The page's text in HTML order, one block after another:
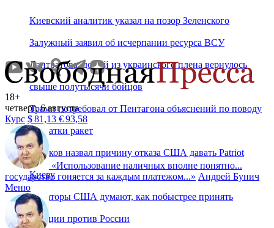
Киевский аналитик указал на позор Зеленского
Залужный заявил об исчерпании ресурса ВСУ
Лантратова: домой из украинского плена вернулось
свыше полутысячи бойцов
Трамп потребовал от Пентагона объяснений по поводу
нехватки ракет
Пушков назвал причину отказа США давать Patriot
Киеву
Сенаторы США думают, как побыстрее принять
санкции против России
18+
четверг, 6 августа
Курс $81,13 €93,58
«Использование наличных вполне понятно...
государство гоняется за каждым платежом...» Андрей Бунич
Меню